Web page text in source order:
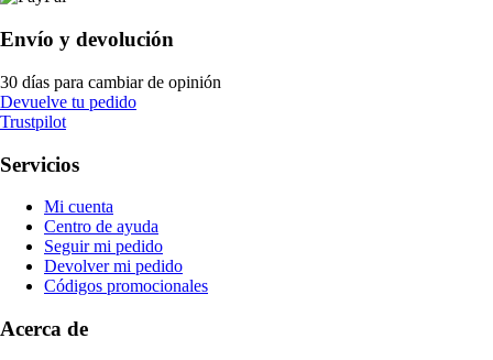
Envío y devolución
30 días para cambiar de opinión
Devuelve tu pedido
Trustpilot
Servicios
Mi cuenta
Centro de ayuda
Seguir mi pedido
Devolver mi pedido
Códigos promocionales
Acerca de